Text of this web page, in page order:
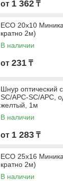
от 1 362 ₸
ECO 20х10
кратно 2м)
В наличии
от 231 ₸
Шнур оптический
SC/APC-SC/APC,
желтый, 1м
В наличии
от 1 283 ₸
ECO 25х16
кратно 2м)
В наличии